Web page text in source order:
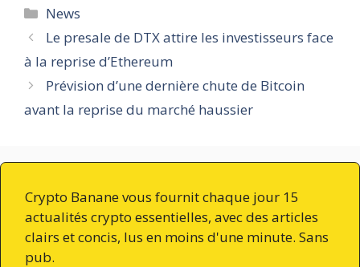
Catégories
News
Le presale de DTX attire les investisseurs face
à la reprise d’Ethereum
Prévision d’une dernière chute de Bitcoin
avant la reprise du marché haussier
Crypto Banane vous fournit chaque jour 15
actualités crypto essentielles, avec des articles
clairs et concis, lus en moins d'une minute. Sans
pub.